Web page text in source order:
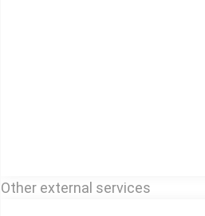
Other external services